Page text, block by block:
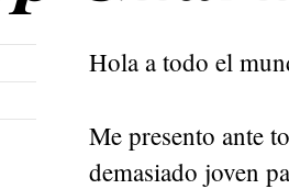
Hola a todo el
Me presento ante
demasiado joven